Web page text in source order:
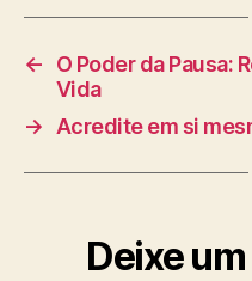
←
O Poder da Pausa:
Vida
→
Acredite em si
Deixe